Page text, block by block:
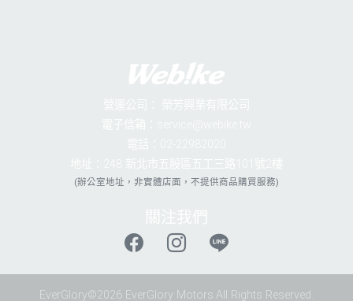
(辦公室地址，非實體店面，不提供商品購買服務)
EverGlory©2026 EverGlory Motors.All Rights Reserved.